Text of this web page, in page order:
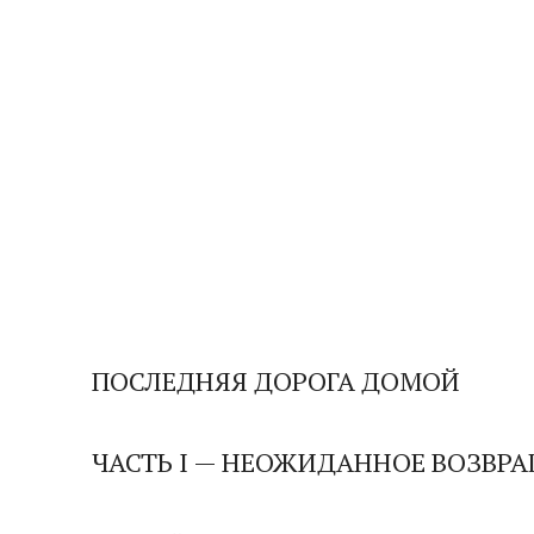
ПОСЛЕДНЯЯ ДОРОГА ДОМОЙ
ЧАСТЬ I — НЕОЖИДАННОЕ